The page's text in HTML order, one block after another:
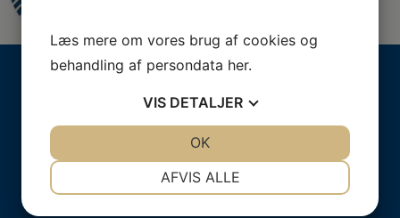
Mejeribakken 1
3540 Lynge
Tlf:42 90 19 65
asser@dagtilbuddet-nova.dk
Læs mere om vores brug af cookies og
behandling af persondata her.
VIS DETALJER
AFVIS ALLE
OK